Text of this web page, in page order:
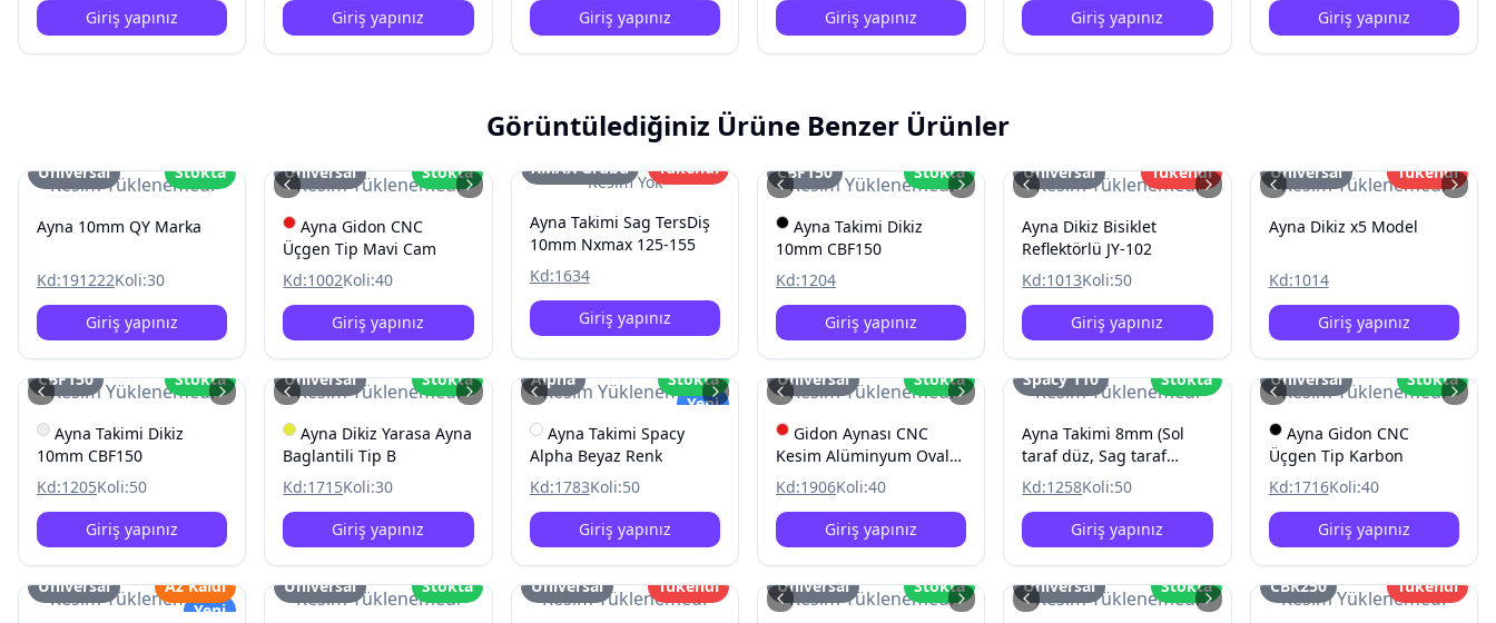
Giriş yapınız
Giriş yapınız
Giriş yapınız
Giriş yapınız
Giriş yapınız
Giriş yapınız
Görüntülediğiniz Ürüne Benzer Ürünler
Resim Yüklenemedi
Üniversal Stokta
Ayna 10mm QY Marka
Kd:191222Koli:30
Giriş yapınız
Resim Yüklenemedi
Üniversal Stokta
Ayna Gidon CNC
Üçgen Tip Mavi Cam
Kd:1002Koli:40
Giriş yapınız
Resim Yok
XMAX Grubu Tükendi
Ayna Takimi Sag TersDiş
10mm Nxmax 125-155
Kd:1634
Giriş yapınız
Resim Yüklenemedi
CBF150 Stokta
Ayna Takimi Dikiz
10mm CBF150
Kd:1204
Giriş yapınız
Resim Yüklenemedi
Üniversal Tükendi
Ayna Dikiz Bisiklet
Reflektörlü JY-102
Kd:1013Koli:50
Giriş yapınız
Resim Yüklenemedi
Üniversal Tükendi
Ayna Dikiz x5 Model
Kd:1014
Giriş yapınız
Resim Yüklenemedi
CBF150 Stokta
Ayna Takimi Dikiz
10mm CBF150
Kd:1205Koli:50
Giriş yapınız
Resim Yüklenemedi
Üniversal Stokta
Ayna Dikiz Yarasa Ayna
Baglantili Tip B
Kd:1715Koli:30
Giriş yapınız
Resim Yüklenemedi
Yeni
Alpha Stokta
Ayna Takimi Spacy
Alpha Beyaz Renk
Kd:1783Koli:50
Giriş yapınız
Resim Yüklenemedi
Üniversal Stokta
Gidon Aynası CNC
Kesim Alüminyum Oval
Tip
Kd:1906Koli:40
Giriş yapınız
Resim Yüklenemedi
Spacy 110 Stokta
Ayna Takimi 8mm (Sol
taraf düz, Sag taraf
tersDiş) Spacy 110
Kd:1258Koli:50
Giriş yapınız
Resim Yüklenemedi
Üniversal Stokta
Ayna Gidon CNC
Üçgen Tip Karbon
Kd:1716Koli:40
Giriş yapınız
Resim Yüklenemedi
Yeni
Üniversal Az Kaldı
Resim Yüklenemedi
Üniversal Stokta
Resim Yüklenemedi
Üniversal Tükendi
Resim Yüklenemedi
Üniversal Stokta
Resim Yüklenemedi
Üniversal Stokta
Resim Yüklenemedi
CBR250 Tükendi